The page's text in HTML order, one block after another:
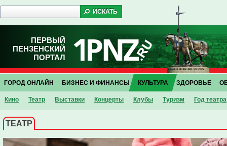
ПЕРВЫЙ
ПЕНЗЕНСКИЙ
ПОРТАЛ
ГОРОД ОНЛАЙН БИЗНЕС И ФИНАНСЫ КУЛЬТУРА
Кино Театр Выставки Концерты Клубы Туризм Год театра
ЗДОРОВЬЕ
ТЕАТР